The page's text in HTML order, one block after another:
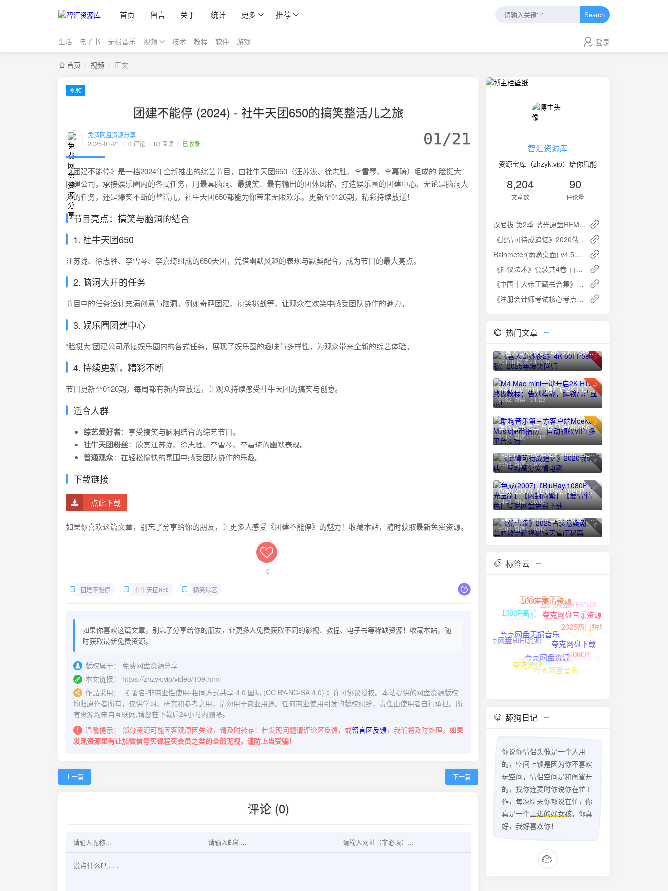
首页 留言 关于 统计 更多 推荐 Search
生活 电子书 无损音乐 视频 技术 教程 软件 游戏 登录
首页 / 视频 / 正文
视频
团建不能停 (2024) - 社牛天团650的搞笑整活儿之旅
免费网盘资源分享
2025-01-21 / 0 评论 / 83 阅读 / 已收录 01/21
《团建不能停》是一档2024年全新推出的综艺节目，由社牛天团650（汪苏泷、徐志胜、李雪琴、李嘉琦）组成的“脸挺大”
团建公司，承接娱乐圈内的各式任务，用最具脑洞、最搞笑、最有输出的团体风格，打造娱乐圈的团建中心。无论是脑洞大
开的任务，还是爆笑不断的整活儿，社牛天团650都能为你带来无限欢乐。更新至0120期，精彩持续放送！
节目亮点：搞笑与脑洞的结合
1. 社牛天团650
汪苏泷、徐志胜、李雪琴、李嘉琦组成的650天团，凭借幽默风趣的表现与默契配合，成为节目的最大亮点。
2. 脑洞大开的任务
节目中的任务设计充满创意与脑洞，例如奇葩团建、搞笑挑战等，让观众在欢笑中感受团队协作的魅力。
3. 娱乐圈团建中心
“脸挺大”团建公司承接娱乐圈内的各式任务，展现了娱乐圈的趣味与多样性，为观众带来全新的综艺体验。
4. 持续更新，精彩不断
节目更新至0120期，每周都有新内容放送，让观众持续感受社牛天团的搞笑与创意。
适合人群
综艺爱好者：享受搞笑与脑洞结合的综艺节目。
社牛天团粉丝：欣赏汪苏泷、徐志胜、李雪琴、李嘉琦的幽默表现。
普通观众：在轻松愉快的氛围中感受团队协作的乐趣。
下载链接
点此下载
如果你喜欢这篇文章，别忘了分享给你的朋友，让更多人感受《团建不能停》的魅力！收藏本站，随时获取最新免费资源。
0
团建不能停 社牛天团650 搞笑综艺
如果你喜欢这篇文章，别忘了分享给你的朋友，让更多人免费获取不同的影视、教程、电子书等稀缺资源！收藏本站，随
时获取最新免费资源。
版权属于：
免费网盘资源分享
本文链接：
https://zhzyk.vip/video/109.html
作品采用：
《 署名-非商业性使用-相同方式共享 4.0 国际 (CC BY-NC-SA 4.0) 》许可协议授权。本站提供的网盘资源版权
均归原作者所有，仅供学习、研究和参考之用，请勿用于商业用途。任何商业使用引发的版权纠纷，责任由使用者自行承担。所
有资源均来自互联网,请您在下载后24小时内删除。
温馨提示：
部分资源可能因客观原因失效，请及时转存！若发现问题请评论区反馈，或留言区反馈，我们将及时处理。 如果
发现资源里有让加微信号买课程买会员之类的全部无视，谨防上当受骗！
上一篇 下一篇
评论 (0)
智汇资源库
资源宝库（zhzyk.vip）给你赋能
8,204
文章数
90
评论量
汉尼拔 第2季 蓝光原盘REMUX 原盘中字 简英特效字幕 单集8G 共100G
《此情可待成追忆》2020俄语经典：豆瓣高分爱情电影
Rainmeter(雨滴桌面) v4.5.21 官方版：打造个性化PC桌面的神器
《礼仪法术》套装共4卷 百年道学精华集成第8辑[PDF]夸克网盘高速下载+免费资源
《中国十大帝王藏书合集》帝王级收藏 读后爱不释手 少走十年弯路[PDF]夸克网盘高速下载+免费资源
《注册会计师考试核心考点速学速记》夸克网盘高速下载+免费资源
热门文章
1
《喜人奇妙夜2》4K 60FPS臻彩版：2025年爆笑回归
20118 阅读 - 11/19
2
M4 Mac mini一键开启2K HiDPI终极教程：告别模糊，解锁高清显示！
6982 阅读 - 01/23
3
酷狗音乐第三方客户端MoeKoe Music使用指南：自动领取VIP+多平台支持
6110 阅读 - 04/16
4
《此情可待成追忆》2020俄语经典：豆瓣高分爱情电影
5559 阅读 - 09/20
5
色戒(2007)【BluRay.1080P 蓝光压制】【内封简繁】【爱情/情色】夸克网盘免费下载
5446 阅读 - 06/06
6
《朝雪录》2025古装悬疑剧：李兰迪敖瑞鹏揭秘惊天宫闱秘案
5001 阅读 - 10/07
标签云
夸克网盘无损音乐
夸克网盘资源
夸克网盘下载
夸克网盘音乐资源
1080P高清资源
1080P高清
夸克网盘HIFI资源
夸克网盘夸克网盘音乐
1080P
2025热门短剧
蓝光原盘REMUX
无损音乐下载
中文字幕
4K HDR
FLAC无损
1080P蓝光原盘REMUX
内封简繁字幕
杜比全景声
舔狗日记
你说你情侣头像是一个人用
的，空间上锁是因为你不喜欢
玩空间，情侣空间是和闺蜜开
的，找你连麦时你说你在忙工
作，每次聊天你都说在忙，你
真是一个上进的好女孩，你真
好，我好喜欢你！